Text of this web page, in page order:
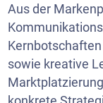
Aus der
sowie kreative